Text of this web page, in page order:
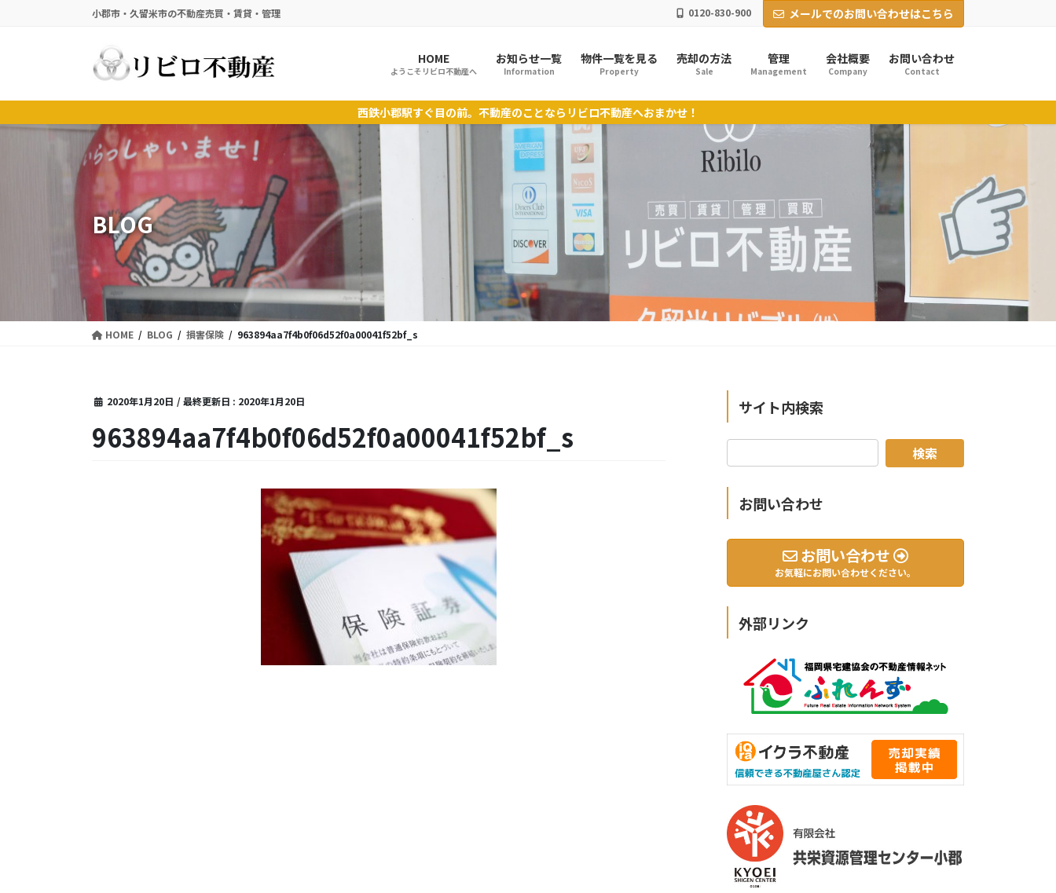
に
移
ョ
ン
小郡市・久留米市の不動産売買・賃貸・管理 0120-830-900 メールでのお問い合わせはこちら
HOME
ようこそリビロ不動産へ
お知らせ一覧
Information
物件一覧を見る
Property
売却の方法
Sale
管理
Management
会社概要
Company
お問い合わせ
Contact
西鉄小郡駅すぐ目の前。不動産のことならリビロ不動産へおまかせ！
BLOG
HOME BLOG 損害保険 963894aa7f4b0f06d52f0a00041f52bf_s
2020年1月20日 / 最終更新日 : 2020年1月20日
963894aa7f4b0f06d52f0a00041f52bf_s
サイト内検索
お問い合わせ
お問い合わせ
お気軽にお問い合わせください。
外部リンク